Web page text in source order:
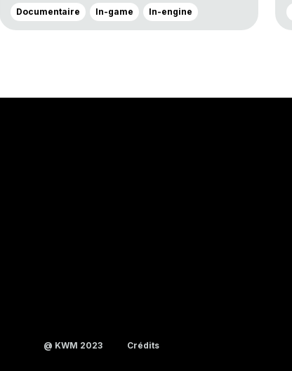
Documentaire In-game In-engine
@ KWM 2023 Crédits